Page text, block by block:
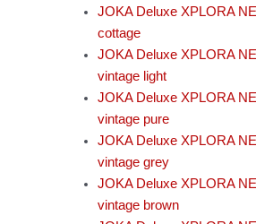
JOKA Deluxe XPLORA
cottage
JOKA Deluxe XPLORA
vintage light
JOKA Deluxe XPLORA
vintage pure
JOKA Deluxe XPLORA
vintage grey
JOKA Deluxe XPLORA
vintage brown